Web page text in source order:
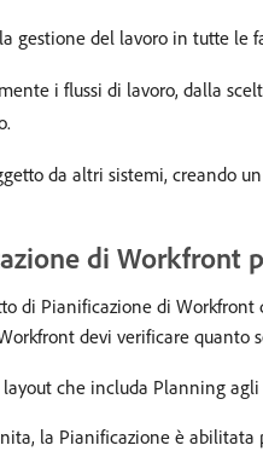
gestione del lavoro in tutte le
i flussi di lavoro, dalla
da altri sistemi, creando
di Workfront
di Pianificazione di
devi verificare quanto
che includa Planning
la Pianificazione è